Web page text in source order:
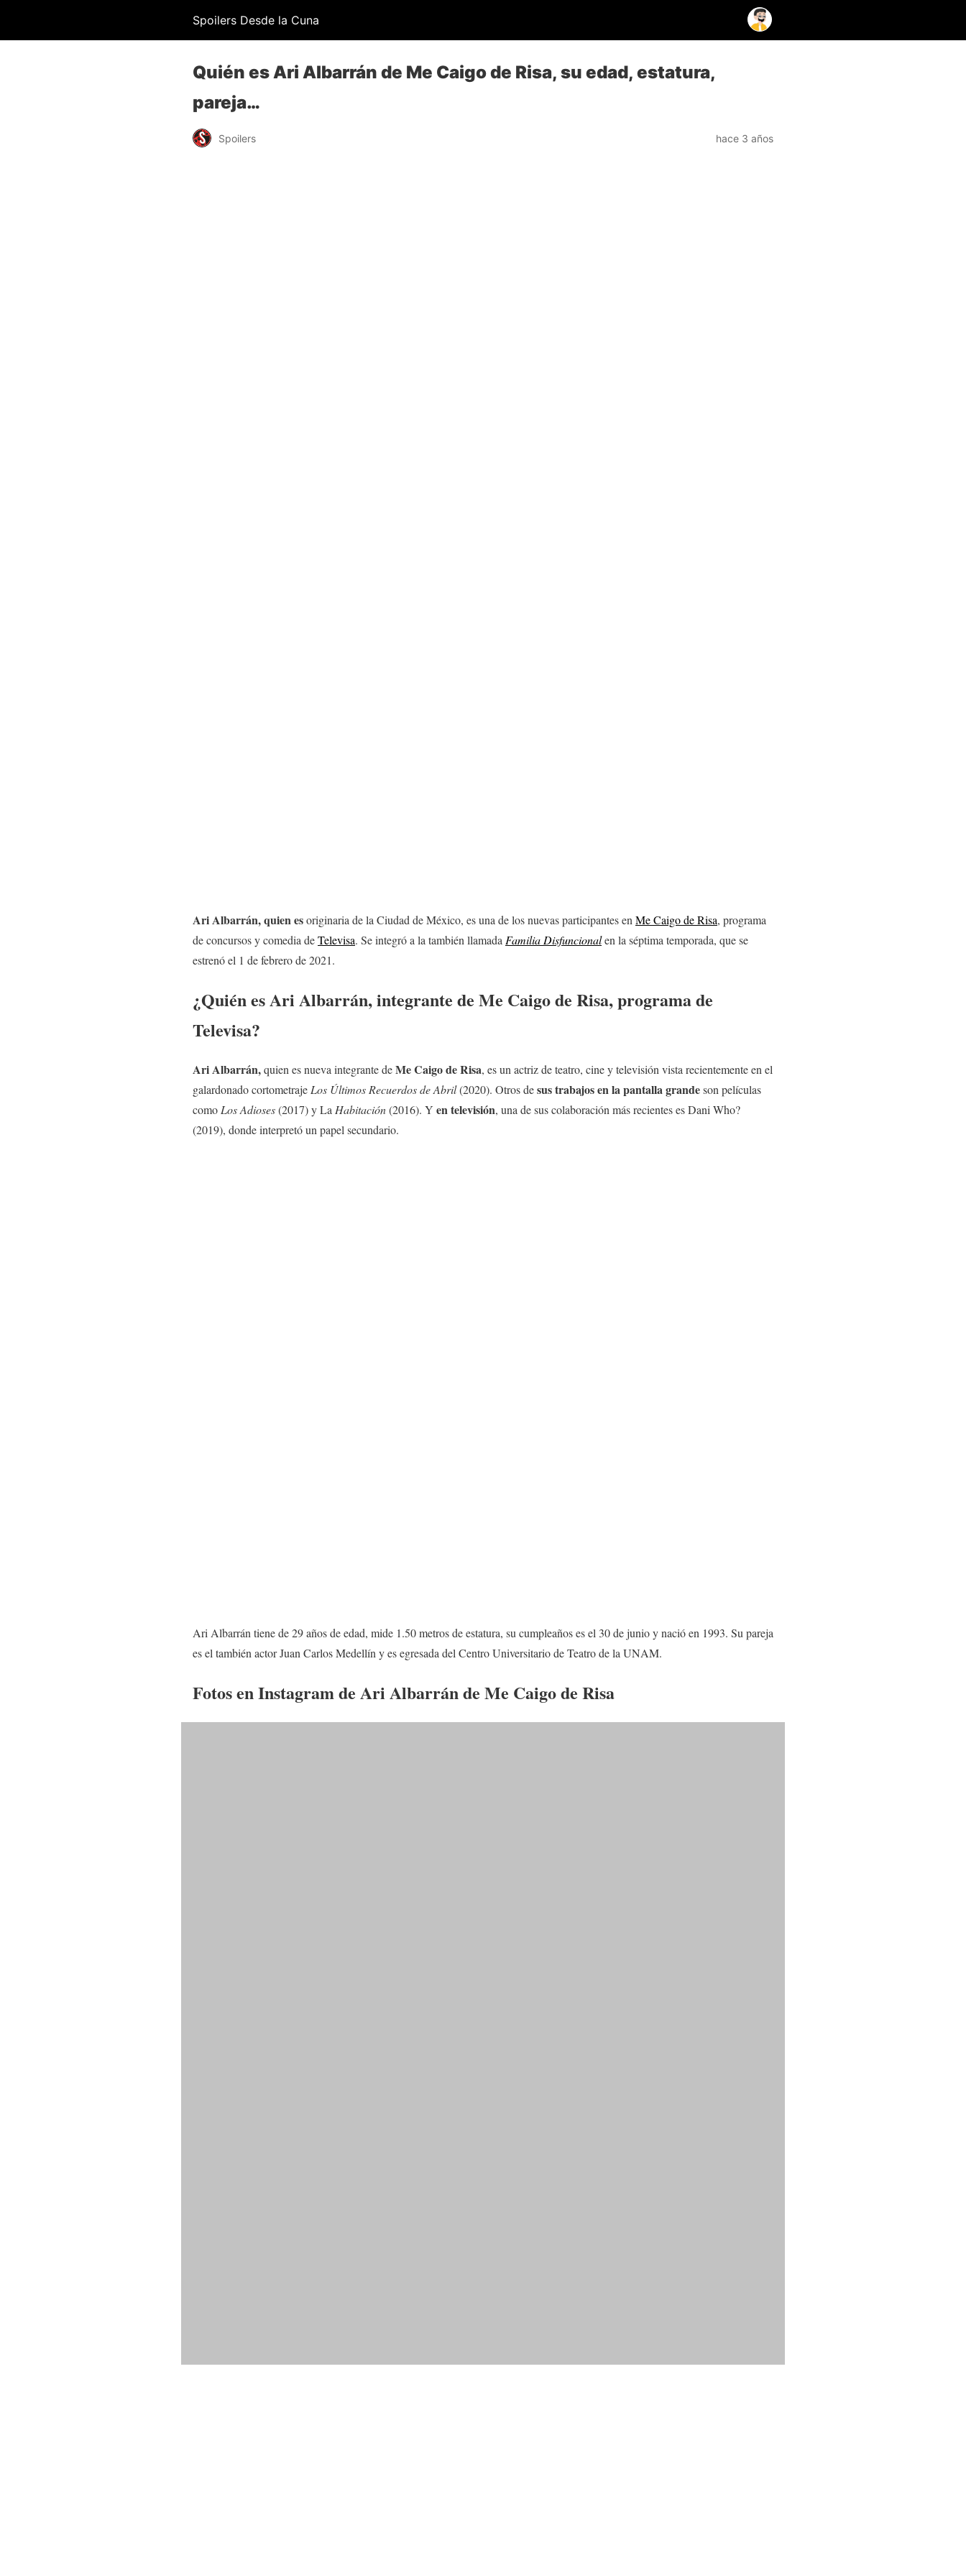
Spoilers Desde la Cuna
Quién es Ari Albarrán de Me Caigo de Risa, su edad, estatura,
pareja…
Spoilers hace 3 años
Ari Albarrán, quien esoriginaria de la Ciudad de México, es una de los nuevas participantes en Me Caigo de Risa, programa
de concursos y comedia deTelevisa. Se integró a la también llamada Familia Disfuncionalen la séptima temporada, que se
estrenó el 1 de febrero de 2021.
¿Quién es Ari Albarrán, integrante de Me Caigo de Risa, programa de
Televisa?
Ari Albarrán,quien es nueva integrante deMe Caigo de Risa, es un actriz de teatro, cine y televisión vista recientemente en el
galardonado cortometraje Los Últimos Recuerdos de Abril(2020). Otros desus trabajos en la pantalla grandeson películas
como Los Adioses(2017) y La Habitación(2016). Y en televisión, una de sus colaboración más recientes es Dani Who?
(2019), donde interpretó un papel secundario.
Ari Albarrán tiene de 29 años de edad, mide 1.50 metros de estatura, su cumpleaños es el 30 de junio y nació en 1993. Su pareja
es el también actor Juan Carlos Medellín y es egresada del Centro Universitario de Teatro de la UNAM.
Fotos en Instagram de Ari Albarrán de Me Caigo de Risa